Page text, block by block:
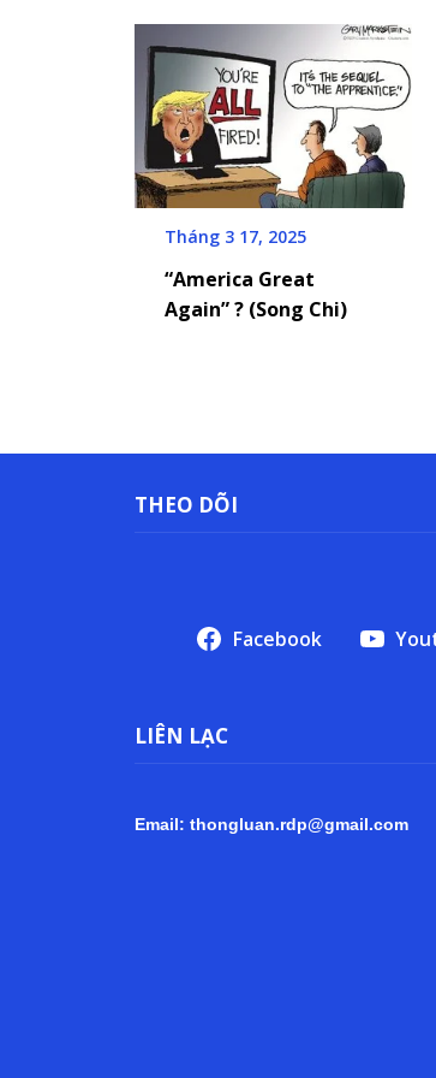
Tháng 3 17, 2025
“America Great
Again” ? (Song Chi)
THEO DÕI
Facebook
LIÊN LẠC
Email: thongluan.rdp@gmail.com